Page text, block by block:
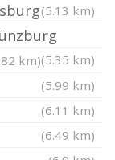
(5.13 km)
(5.35 km)
km)
(5.99 km)
(6.11 km)
(6.49 km)